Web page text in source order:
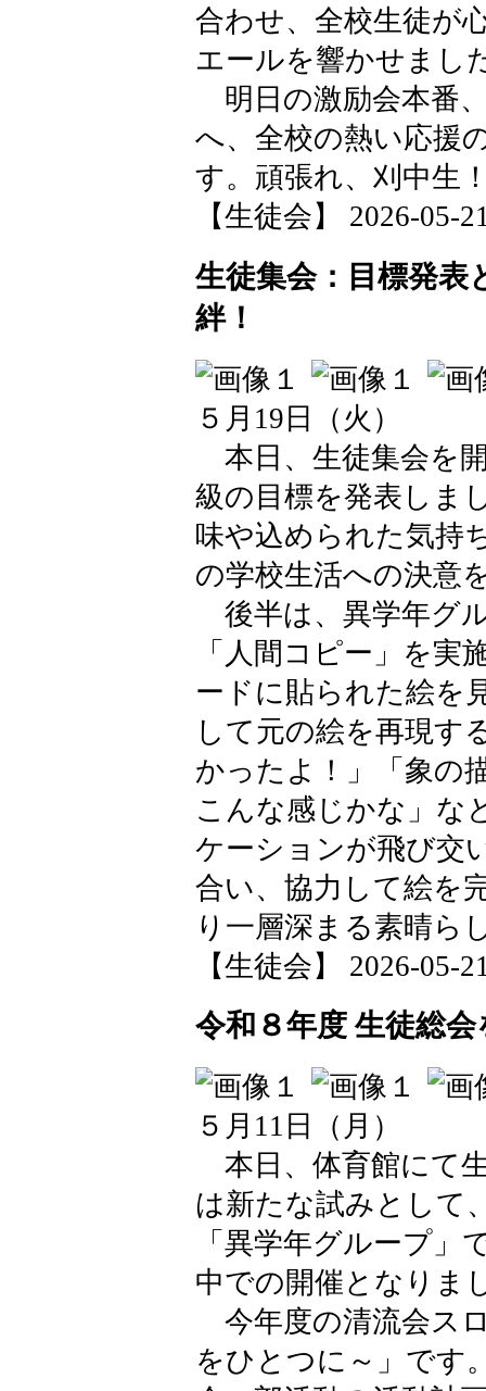
合わせ、全校生徒が
エールを響かせまし
明日の激励会本番
へ、全校の熱い応援
す。頑張れ、刈中生
【生徒会】 2026-05-
生徒集会：目標発
絆！
５月19日（火）
本日、生徒集会を
級の目標を発表しま
味や込められた気持
の学校生活への決意
後半は、異学年グ
「人間コピー」を
ードに貼られた絵を
して元の絵を再現す
かったよ！」「象の
こんな感じかな」な
ケーションが飛び交
合い、協力して絵を
り一層深まる素晴ら
【生徒会】 2026-05-
令和８年度 生徒総
５月11日（月）
本日、体育館にて
は新たな試みとして
「異学年グループ」
中での開催となりま
今年度の清流会ス
をひとつに～」です